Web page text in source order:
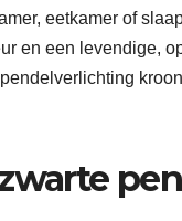
eetkamer of
en een levendige,